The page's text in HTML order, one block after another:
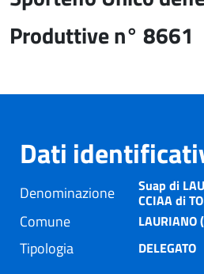
Produttive n° 8661
Dati
Denominazione Suap di
CCIAA di TO
Comune LAURIANO
Tipologia DELEGATO